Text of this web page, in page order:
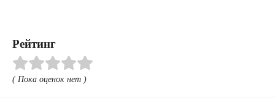
Рейтинг
( Пока оценок нет )